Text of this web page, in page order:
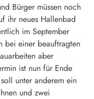
Bürger müssen noch
ihr neues Hallenbad
im September
bei einer beauftragten
aber
ist nun für Ende
unter anderem ein
und zwei